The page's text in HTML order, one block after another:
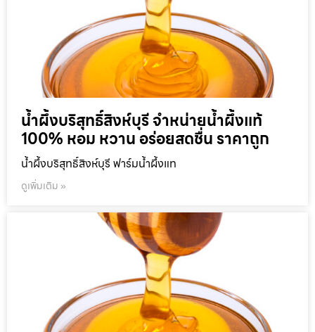
น้ำผึ้งบริสุทธิ์สิงห์บุรี จำหน่ายน้ำผึ้งแท้
100% หอม หวาน อร่อยสดชื่น ราคาถูก
น้ำผึ้งบริสุทธิ์สิงห์บุรี ฟาร์มน้ำผึ้งแท
ดูเพิ่มเติม »